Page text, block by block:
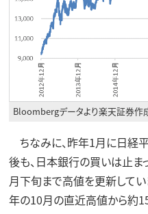
Bloombergデータより楽天証券作
ちなみに、昨年1月に日経
後も、日本銀行の買いは止ま
月下旬まで高値を更新してい
年の10月の直近高値から約